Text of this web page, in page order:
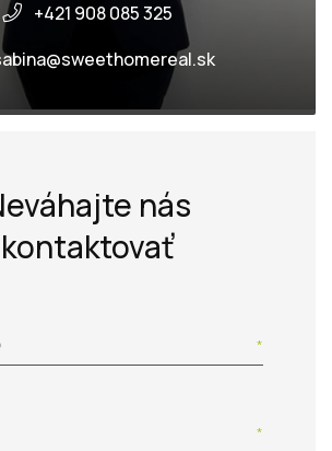
+421 908 085 325
nás
kontaktovať